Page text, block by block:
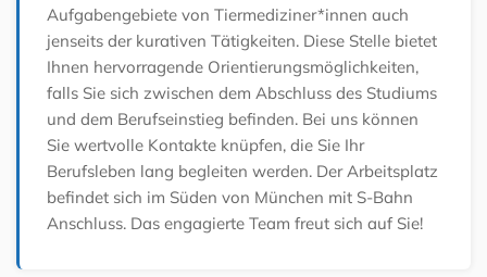
Aufgabengebiete von Tiermediziner*innen auch
jenseits der kurativen Tätigkeiten. Diese Stelle bietet
Ihnen hervorragende Orientierungsmöglichkeiten,
falls Sie sich zwischen dem Abschluss des Studiums
und dem Berufseinstieg befinden. Bei uns können
Sie wertvolle Kontakte knüpfen, die Sie Ihr
Berufsleben lang begleiten werden. Der Arbeitsplatz
befindet sich im Süden von München mit S-Bahn
Anschluss. Das engagierte Team freut sich auf Sie!